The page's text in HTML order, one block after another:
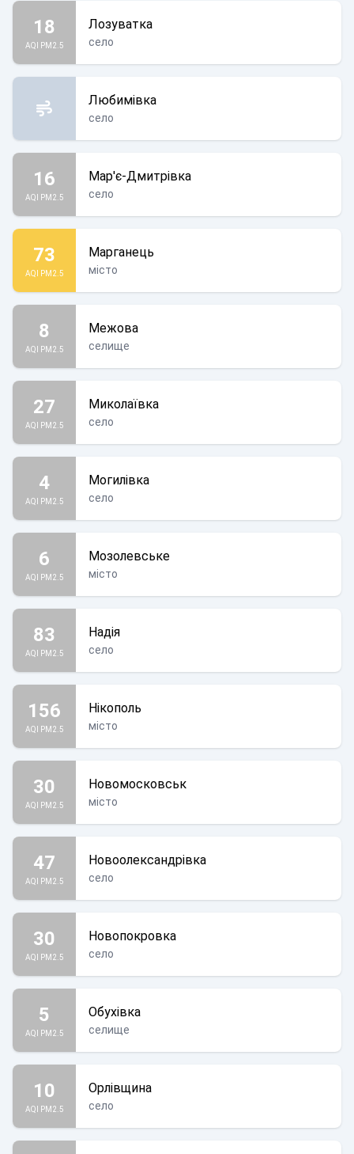
18
AQI PM2.5
Лозуватка
село
Любимівка
село
16
AQI PM2.5
Мар'є-Дмитрівка
село
73
AQI PM2.5
Марганець
місто
8
AQI PM2.5
Межова
селище
27
AQI PM2.5
Миколаївка
село
4
AQI PM2.5
Могилівка
село
6
AQI PM2.5
Мозолевське
місто
83
AQI PM2.5
Надія
село
156
AQI PM2.5
Нікополь
місто
30
AQI PM2.5
Новомосковськ
місто
47
AQI PM2.5
Новоолександрівка
село
30
AQI PM2.5
Новопокровка
село
5
AQI PM2.5
Обухівка
селище
10
AQI PM2.5
Орлівщина
село